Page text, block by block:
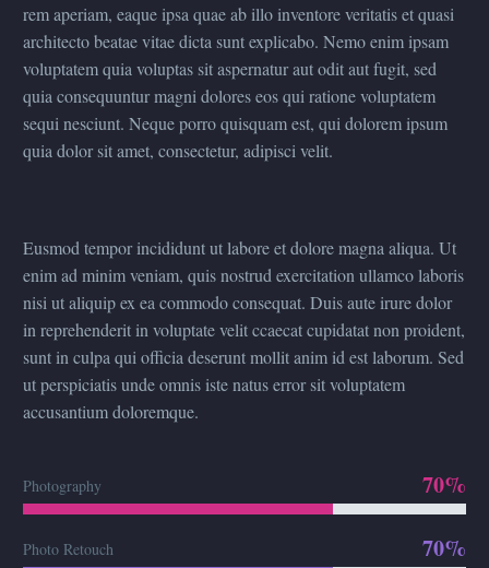
rem aperiam, eaque ipsa quae ab illo inventore veritatis et quasi
architecto beatae vitae dicta sunt explicabo. Nemo enim ipsam
voluptatem quia voluptas sit aspernatur aut odit aut fugit, sed
quia consequuntur magni dolores eos qui ratione voluptatem
sequi nesciunt. Neque porro quisquam est, qui dolorem ipsum
quia dolor sit amet, consectetur, adipisci velit.
Eusmod tempor incididunt ut labore et dolore magna aliqua. Ut
enim ad minim veniam, quis nostrud exercitation ullamco laboris
nisi ut aliquip ex ea commodo consequat. Duis aute irure dolor
in reprehenderit in voluptate velit ccaecat cupidatat non proident,
sunt in culpa qui officia deserunt mollit anim id est laborum. Sed
ut perspiciatis unde omnis iste natus error sit voluptatem
accusantium doloremque.
Photography 70%
Photo Retouch 70%